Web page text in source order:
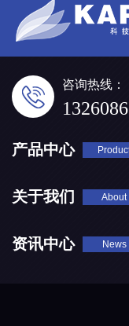
咨询热线：
产品中心
关于我们 About
资讯中心 News